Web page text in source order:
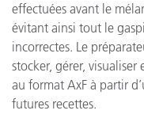
effectuées avant le
évitant ainsi tout le
incorrectes. Le
stocker, gérer,
au format AxF à partir
futures recettes.